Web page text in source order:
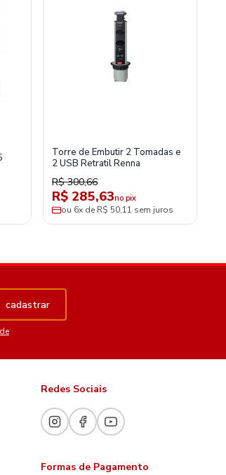
Torre de Embutir 2 Tomadas e
2 USB Retratil Renna
R$ 300,66
R$ 285,63no pix
ou 6x de R$ 50,11 sem juros
cadastrar
Redes Sociais
Formas de Pagamento